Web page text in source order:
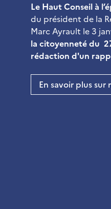
Le Haut Conseil à
du président de la
Marc Ayrault le 3
la citoyenneté du
rédaction d'un
En savoir plus sur